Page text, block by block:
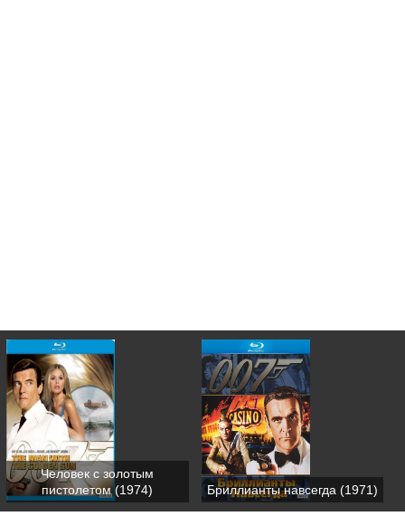
Человек с золотым
пистолетом (1974)
Бриллианты навсегда (1971)